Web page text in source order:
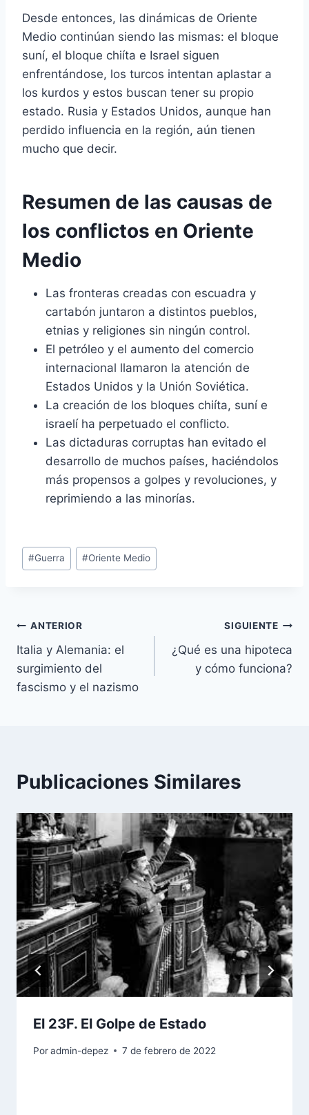
Desde entonces, las dinámicas de Oriente
Medio continúan siendo las mismas: el bloque
suní, el bloque chiíta e Israel siguen
enfrentándose, los turcos intentan aplastar a
los kurdos y estos buscan tener su propio
estado. Rusia y Estados Unidos, aunque han
perdido influencia en la región, aún tienen
mucho que decir.
Resumen de las causas de
los conflictos en Oriente
Medio
Las fronteras creadas con escuadra y
cartabón juntaron a distintos pueblos,
etnias y religiones sin ningún control.
El petróleo y el aumento del comercio
internacional llamaron la atención de
Estados Unidos y la Unión Soviética.
La creación de los bloques chiíta, suní e
israelí ha perpetuado el conflicto.
Las dictaduras corruptas han evitado el
desarrollo de muchos países, haciéndolos
más propensos a golpes y revoluciones, y
reprimiendo a las minorías.
Etiquetas
de
#Guerra #Oriente Medio
Navegación
de
entradas
ANTERIOR
Italia y Alemania: el
surgimiento del
fascismo y el nazismo
SIGUIENTE
¿Qué es una hipoteca
y cómo funciona?
Publicaciones Similares
El 23F. El Golpe de Estado
Poradmin-depez 7 de febrero de 2022